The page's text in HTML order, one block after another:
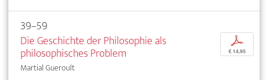
39–59
Die Geschichte der Philosophie als
philosophisches Problem
Martial Gueroult
p
€ 14,95